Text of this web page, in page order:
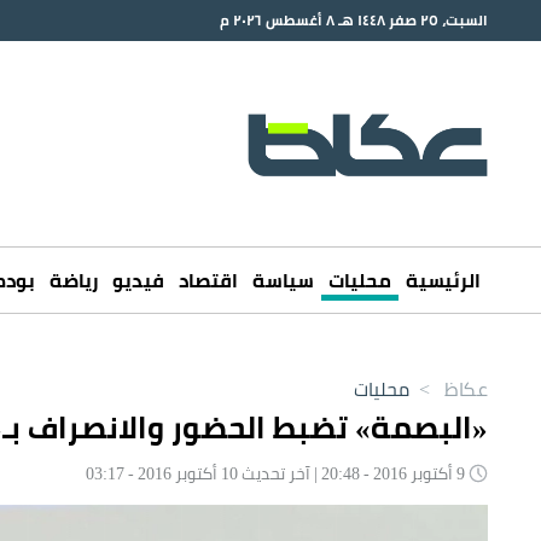
السبت، ٢٥ صفر ١٤٤٨ هـ ٨ أغسطس ٢٠٢٦ م
الرئيسية محليات سياسة اقتصاد فيديو رياضة
عكاظ > محليات
«البصمة» تضبط الحضور والانصراف